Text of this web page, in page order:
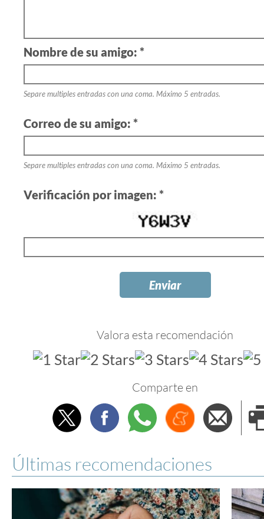
Nombre de su amigo: *
Separe multiples entradas con una coma. Máximo 5 entradas.
Correo de su amigo: *
Separe multiples entradas con una coma. Máximo 5 entradas.
Verificación por imagen: *
Valora esta recomendación
Comparte en
TwitterFacebookWhatsappMenéame
Últimas recomendaciones